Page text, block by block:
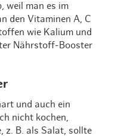
weil man es im
den Vitaminen A, C
wie Kalium und
Nährstoff-Booster
und auch ein
nicht kochen,
z. B. als Salat, sollte